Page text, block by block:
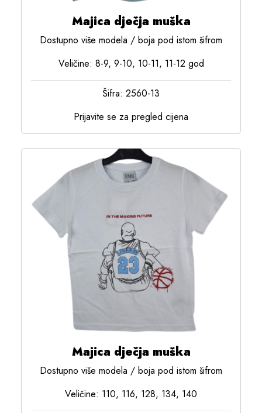
Majica dječja muška
Dostupno više modela / boja pod istom šifrom
Veličine: 8-9, 9-10, 10-11, 11-12 god
Šifra: 2560-13
Prijavite se za pregled cijena
Majica dječja muška
Dostupno više modela / boja pod istom šifrom
Veličine: 110, 116, 128, 134, 140